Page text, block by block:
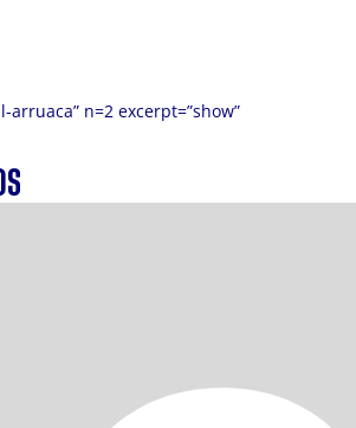
n=2 excerpt=”show”